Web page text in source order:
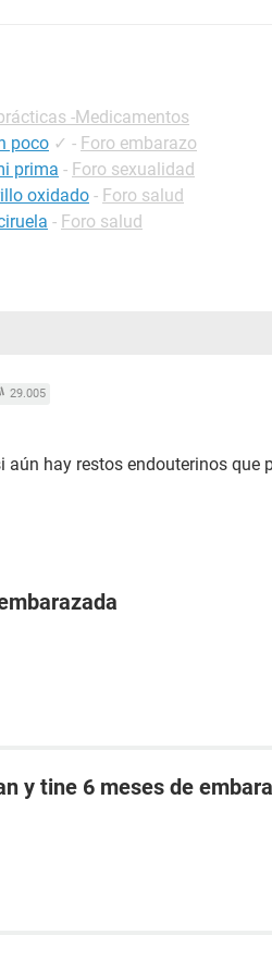
-Medicamentos
poco ✓ - Foro embarazo
prima - Foro sexualidad
oxidado - Foro salud
- Foro salud
29.005
aún hay restos endouterinos que
y tine 6 meses de